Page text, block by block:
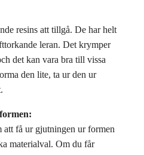
resins att tillgå. De har helt
leran. Det krymper
det kan vara bra till vissa
den lite, ta ur den ur
att få ur gjutningen ur formen
materialval. Om du får